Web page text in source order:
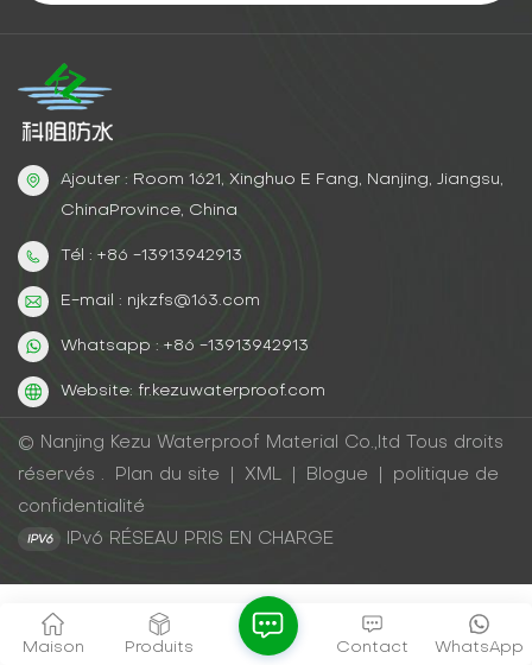
Ajouter : Room 1621, Xinghuo E Fang, Nanjing, Jiangsu,
ChinaProvince, China
Tél : +86 -13913942913
E-mail : njkzfs@163.com
Whatsapp : +86 -13913942913
Website: fr.kezuwaterproof.com
© Nanjing Kezu Waterproof Material Co.,ltd Tous droits
réservés .
Plan du site XML Blogue
politique de
confidentialité
IPv6 RÉSEAU PRIS EN CHARGE
Maison Produits WhatsApp
Contact